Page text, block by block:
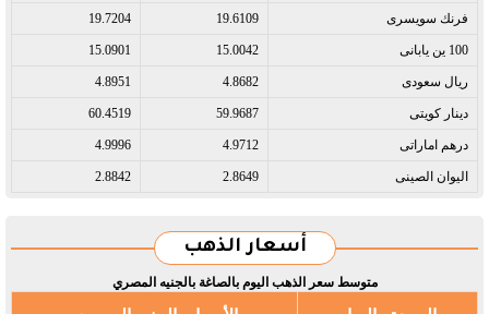
فرنك سويسرى​ 19.6109
19.7204
100 ين يابانى​ 15.0042
15.0901
ريال سعودى​ 4.8682
4.8951
دينار كويتى​ 59.9687
60.4519
درهم اماراتى​ 4.9712
4.9996
اليوان الصينى​ 2.8649
2.8842
أسعار الذهب
متوسط سعر الذهب اليوم بالصاغة بالجنيه المصري